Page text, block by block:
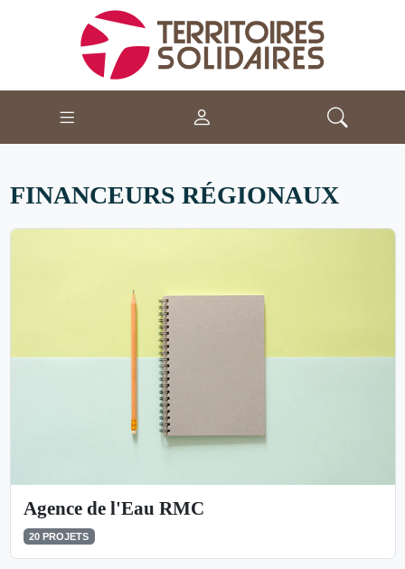
FINANCEURS RÉGIONAUX
Agence de l'Eau RMC
20 PROJETS